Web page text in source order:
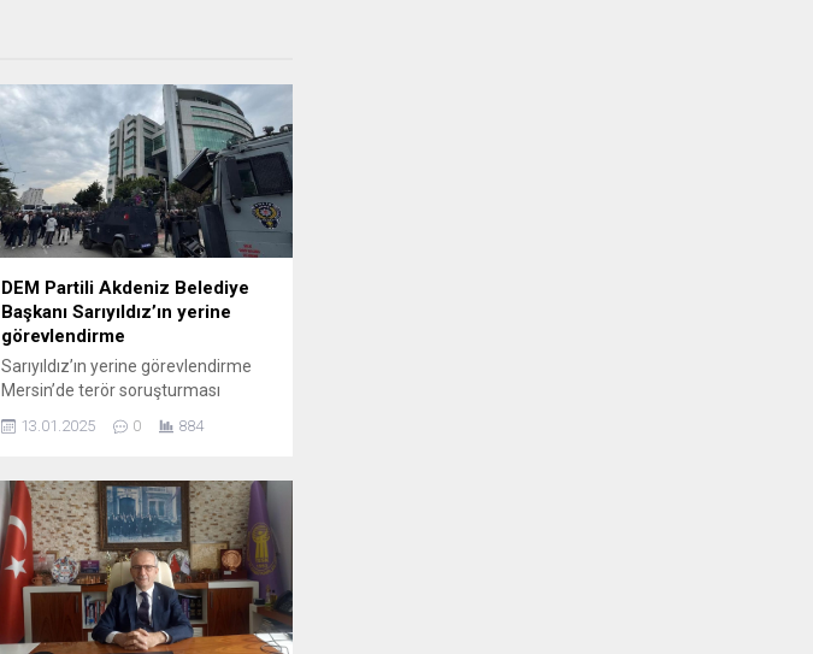
DEM Partili Akdeniz Belediye
Başkanı Sarıyıldız’ın yerine
görevlendirme
Sarıyıldız’ın yerine görevlendirme
Mersin’de terör soruşturması
kapsamında gözaltına alınan
Akdeniz Belediye Başkanı Hoşyar
tutuklandı. İçişleri Bakanlığı, Hoşyar
Sarıyıldız’ın yerine Zeyit Şener
belediye başkan vekili olarak
görevlendirildiğini duyurdu.Akdeniz
Belediye Başkanı Sarıyıldız’ın yerine
görevlendirmeİçişleri
Bakanlığı’ndan yapılan açıklamada,
13.01.2025 0 884